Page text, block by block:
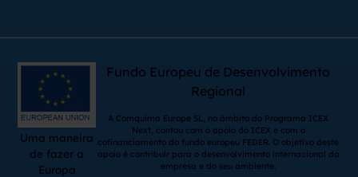
Uma maneira
de fazer a
Europa
Fundo Europeu de Desenvolvimento
Regional
A Comquima Europe SL, no âmbito do Programa ICEX
Next, contou com o apoio do ICEX e com o
cofinanciamento do fundo europeu FEDER. O objetivo deste
apoio é contribuir para o desenvolvimento internacional da
empresa e do seu ambiente.